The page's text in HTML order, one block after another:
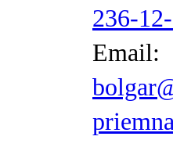
236-
Email: